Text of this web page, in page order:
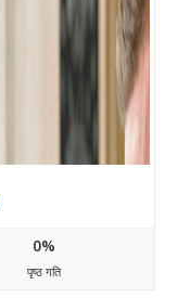
0%
पृष्ठ गति